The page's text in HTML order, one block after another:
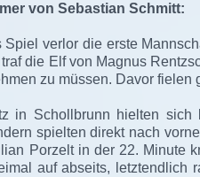
von Sebastian Schmitt:
Spiel verlor die erste
die Elf von Magnus
zu müssen. Davor
in Schollbrunn hielten sich
spielten direkt nach
Porzelt in der 22. Minute
auf abseits, letztendlich